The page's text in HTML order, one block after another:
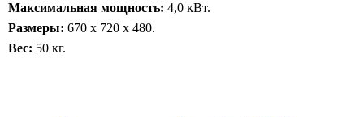
Максимальная мощность: 4,0 кВт.
Размеры: 670 x 720 x 480.
Вес: 50 кг.